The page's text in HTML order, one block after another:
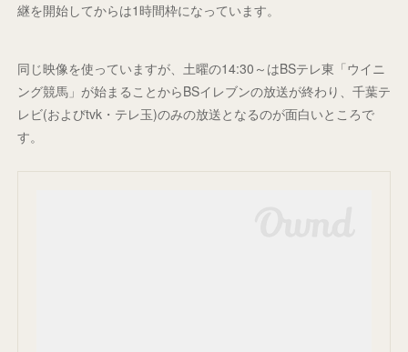
継を開始してからは1時間枠になっています。
同じ映像を使っていますが、土曜の14:30～はBSテレ東「ウイニ
ング競馬」が始まることからBSイレブンの放送が終わり、千葉テ
レビ(およびtvk・テレ玉)のみの放送となるのが面白いところで
す。